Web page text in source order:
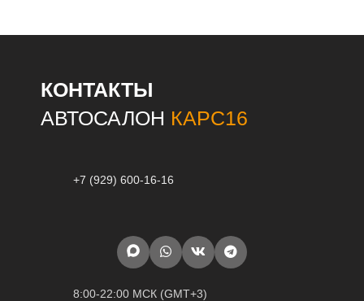
КОНТАКТЫ
АВТОСАЛОН КАРС16
+7 (929) 600-16-16
8:00-22:00 МСК (GMT+3)